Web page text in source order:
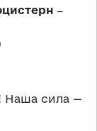
‒
Наша сила —